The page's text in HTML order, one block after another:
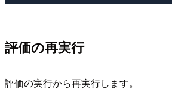
評価の再実行
評価の実行から再実行します。